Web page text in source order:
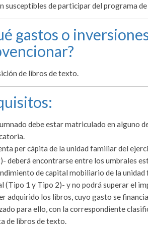
susceptibles de participar del programa
gastos o
de libros de texto.
debe estar matriculado en alguno
per cápita de la unidad familiar del
deberá encontrarse entre los umbrales
de capital mobiliario de la
(Tipo 1 y Tipo 2)- y no podrá superar el
adquirido los libros, cuyo gasto se
para ello, con la correspondiente
de libros de texto.